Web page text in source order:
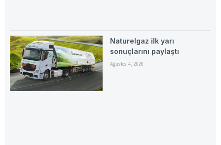
Naturelgaz ilk yarı
sonuçlarını paylaştı
Ağustos 4, 2026